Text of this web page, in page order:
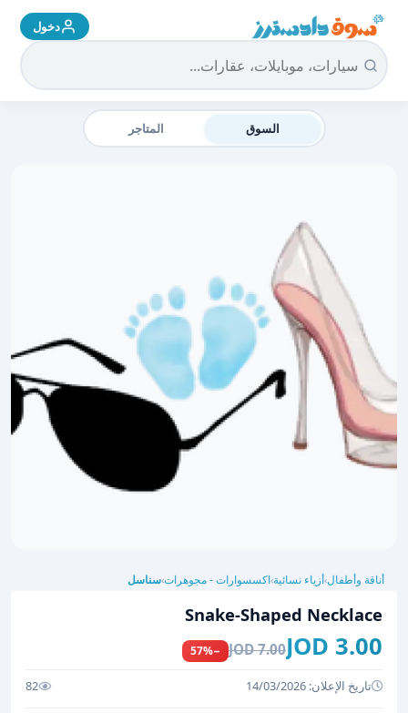
سوق دادسترز الرئيسية دخول
السوق المتاجر
أناقة وأطفال›أزياء نسائية›اكسسوارات - مجوهرات›سناسل
Snake-Shaped Necklace
3.00 JOD
7.00 JOD
−57%
تاريخ الإعلان: 14/03/2026 82